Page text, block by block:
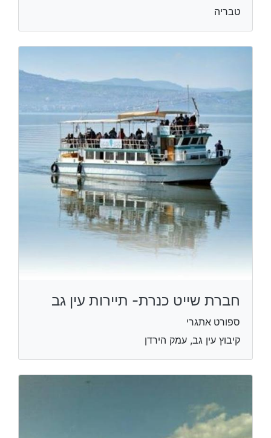
טבריה
חברת שייט כנרת- תיירות עין גב
ספורט אתגרי
קיבוץ עין גב, עמק הירדן